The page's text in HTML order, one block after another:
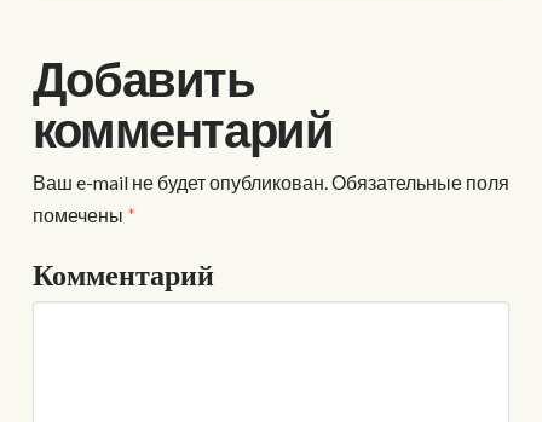
Добавить
комментарий
Ваш e-mail не будет опубликован.Обязательные поля
помечены *
Комментарий